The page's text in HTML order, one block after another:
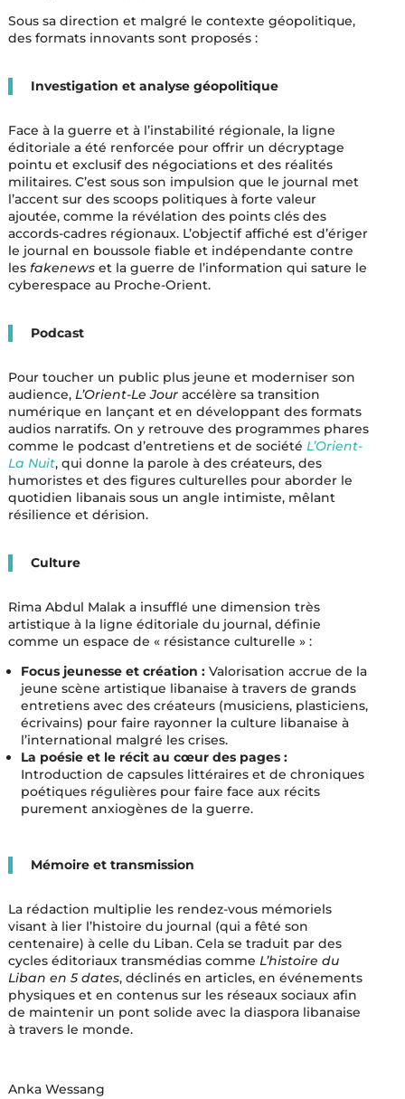
Sous sa direction et malgré le contexte géopolitique,
des formats innovants sont proposés :
Investigation et analyse géopolitique
Face à la guerre et à l’instabilité régionale, la ligne
éditoriale a été renforcée pour offrir un décryptage
pointu et exclusif des négociations et des réalités
militaires. C’est sous son impulsion que le journal met
l’accent sur des scoops politiques à forte valeur
ajoutée, comme la révélation des points clés des
accords-cadres régionaux. L’objectif affiché est d’ériger
le journal en boussole fiable et indépendante contre
les fakenewset la guerre de l’information qui sature le
cyberespace au Proche-Orient.
Podcast
Pour toucher un public plus jeune et moderniser son
audience, L’Orient-Le Jouraccélère sa transition
numérique en lançant et en développant des formats
audios narratifs. On y retrouve des programmes phares
comme le podcast d’entretiens et de société L’Orient-
La Nuit, qui donne la parole à des créateurs, des
humoristes et des figures culturelles pour aborder le
quotidien libanais sous un angle intimiste, mêlant
résilience et dérision.
Culture
Rima Abdul Malak a insufflé une dimension très
artistique à la ligne éditoriale du journal, définie
comme un espace de « résistance culturelle » :
Focus jeunesse et création :Valorisation accrue de la
jeune scène artistique libanaise à travers de grands
entretiens avec des créateurs (musiciens, plasticiens,
écrivains) pour faire rayonner la culture libanaise à
l’international malgré les crises.
La poésie et le récit au cœur des pages :
Introduction de capsules littéraires et de chroniques
poétiques régulières pour faire face aux récits
purement anxiogènes de la guerre.
Mémoire et transmission
La rédaction multiplie les rendez-vous mémoriels
visant à lier l’histoire du journal (qui a fêté son
centenaire) à celle du Liban. Cela se traduit par des
cycles éditoriaux transmédias comme L’histoire du
Liban en 5 dates, déclinés en articles, en événements
physiques et en contenus sur les réseaux sociaux afin
de maintenir un pont solide avec la diaspora libanaise
à travers le monde.
Anka Wessang